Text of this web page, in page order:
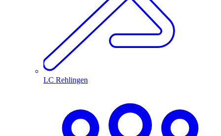
LC Rehlingen